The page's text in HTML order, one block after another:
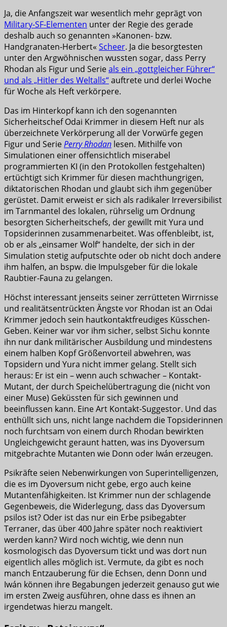
Ja, die Anfangszeit war wesentlich mehr geprägt von
Military-SF-Elementen unter der Regie des gerade
deshalb auch so genannten »Kanonen- bzw.
Handgranaten-Herbert« Scheer. Ja die besorgtesten
unter den Argwöhnischen wussten sogar, dass Perry
Rhodan als Figur und Serieals ein „gottgleicher Führer“
und als „Hitler des Weltalls“auftrete und derlei Woche
für Woche als Heft verkörpere.
Das im Hinterkopf kann ich den sogenannten
Sicherheitschef Odai Krimmer in diesem Heft nur als
überzeichnete Verkörperung all der Vorwürfe gegen
Figur und SeriePerry Rhodan lesen. Mithilfe von
Simulationen einer offensichtlich miserabel
programmierten KI (in den Protokollen festgehalten)
ertüchtigt sich Krimmer für diesen machthungrigen,
diktatorischen Rhodan und glaubt sich ihm gegenüber
gerüstet. Damit erweist er sich als radikaler Irreversibilist
im Tarnmantel des lokalen, rührselig um Ordnung
besorgten Sicherheitschefs, der gewillt mit Yura und
Topsiderinnen zusammenarbeitet. Was offenbleibt, ist,
ob er als „einsamer Wolf“ handelte, der sich in der
Simulation stetig aufputschte oder ob nicht doch andere
ihm halfen, an bspw. die Impulsgeber für die lokale
Raubtier-Fauna zu gelangen.
Höchst interessant jenseits seiner zerrütteten Wirrnisse
und realitätsentrückten Ängste vor Rhodan ist an Odai
Krimmer jedoch sein hautkontaktfreudiges Küsschen-
Geben. Keiner war vor ihm sicher, selbst Sichu konnte
ihn nur dank militärischer Ausbildung und mindestens
einem halben Kopf Größenvorteil abwehren, was
Topsidern und Yura nicht immer gelang. Stellt sich
heraus: Er ist ein – wenn auch schwacher – Kontakt-
Mutant, der durch Speichelübertragung die (nicht von
einer Muse) Geküssten für sich gewinnen und
beeinflussen kann. Eine Art Kontakt-Suggestor. Und das
enthüllt sich uns, nicht lange nachdem die Topsiderinnen
noch furchtsam von einem durch Rhodan bewirkten
Ungleichgewicht geraunt hatten, was ins Dyoversum
mitgebrachte Mutanten wie Donn oder Iwán erzeugen.
Psikräfte seien Nebenwirkungen von Superintelligenzen,
die es im Dyoversum nicht gebe, ergo auch keine
Mutantenfähigkeiten. Ist Krimmer nun der schlagende
Gegenbeweis, die Widerlegung, dass das Dyoversum
psilos ist? Oder ist das nur ein Erbe psibegabter
Terraner, das über 400 Jahre später noch reaktiviert
werden kann? Wird noch wichtig, wie denn nun
kosmologisch das Dyoversum tickt und was dort nun
eigentlich alles möglich ist. Vermute, da gibt es noch
manch Entzauberung für die Echsen, denn Donn und
Iwán können ihre Begabungen jederzeit genauso gut wie
im ersten Zweig ausführen, ohne dass es ihnen an
irgendetwas hierzu mangelt.